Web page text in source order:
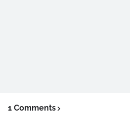
1 Comments